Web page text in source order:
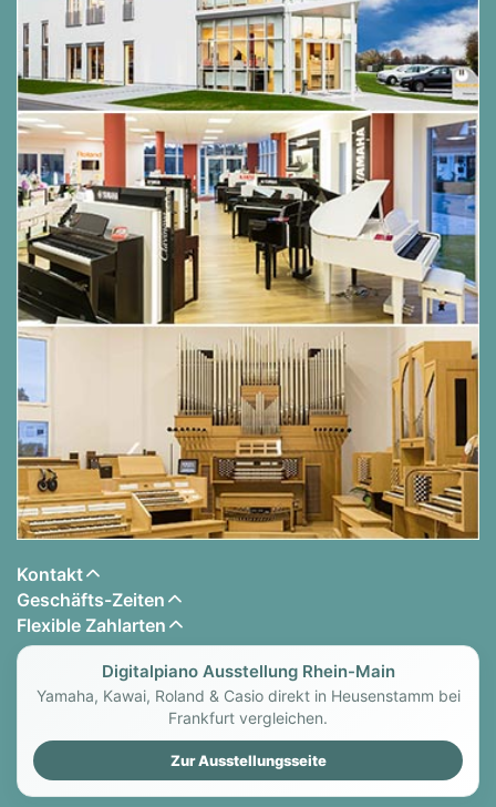
Kontakt
Geschäfts-Zeiten
Flexible Zahlarten
Digitalpiano Ausstellung Rhein-Main
Yamaha, Kawai, Roland & Casio direkt in Heusenstamm bei
Frankfurt vergleichen.
Zur Ausstellungsseite